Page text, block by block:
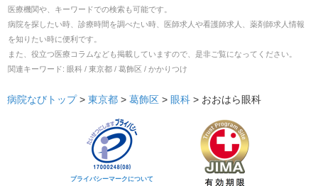
医療機関や、キーワードでの検索も可能です。
病院を探したい時、診療時間を調べたい時、医師求人や看護師求人、薬剤師求人情報
を知りたい時に便利です。
また、役立つ医療コラムなども掲載していますので、是非ご覧になってください。
関連キーワード: 眼科 / 東京都 / 葛飾区 / かかりつけ
病院なびトップ > 東京都 > 葛飾区 > 眼科 > おおはら眼科
プライバシーマークについて